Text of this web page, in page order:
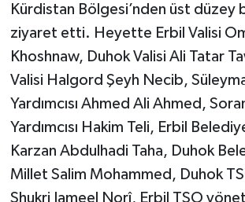
Kürdistan Bölgesi’nden üst düzey
ziyaret etti. Heyette Erbil Valisi
Khoshnaw, Duhok Valisi Ali Tatar
Valisi Halgord Şeyh Necib,
Yardımcısı Ahmed Ali Ahmed,
Yardımcısı Hakim Teli, Erbil
Karzan Abdulhadi Taha, Duhok
Millet Salim Mohammed, Duhok
Shukri Jameel Norî, Erbil TSO